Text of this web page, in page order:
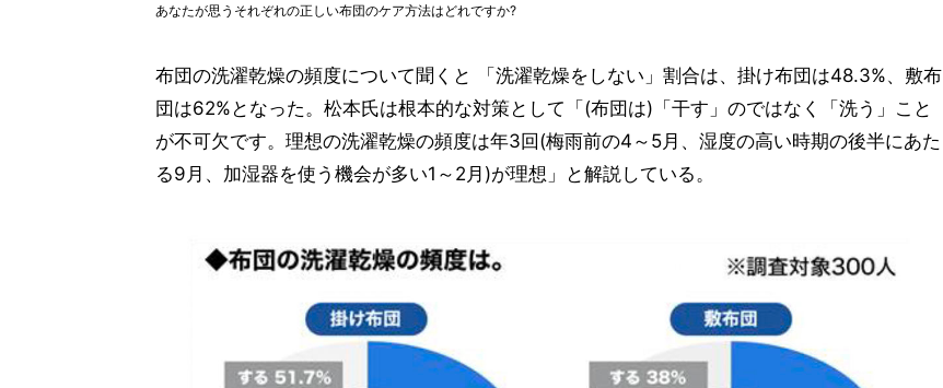
あなたが思うそれぞれの正しい布団のケア方法はどれですか?
布団の洗濯乾燥の頻度について聞くと 「洗濯乾燥をしない」割合は、掛け布団は48.3%、敷布
団は62%となった。松本氏は根本的な対策として「(布団は)「干す」のではなく「洗う」こと
が不可欠です。理想の洗濯乾燥の頻度は年3回(梅雨前の4～5月、湿度の高い時期の後半にあた
る9月、加湿器を使う機会が多い1～2月)が理想」と解説している。